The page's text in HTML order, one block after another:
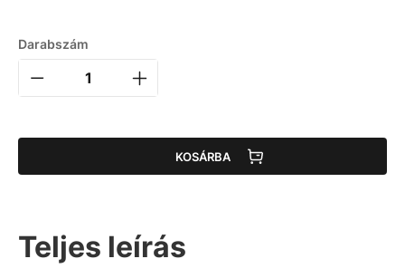
Darabszám
KOSÁRBA
Teljes leírás